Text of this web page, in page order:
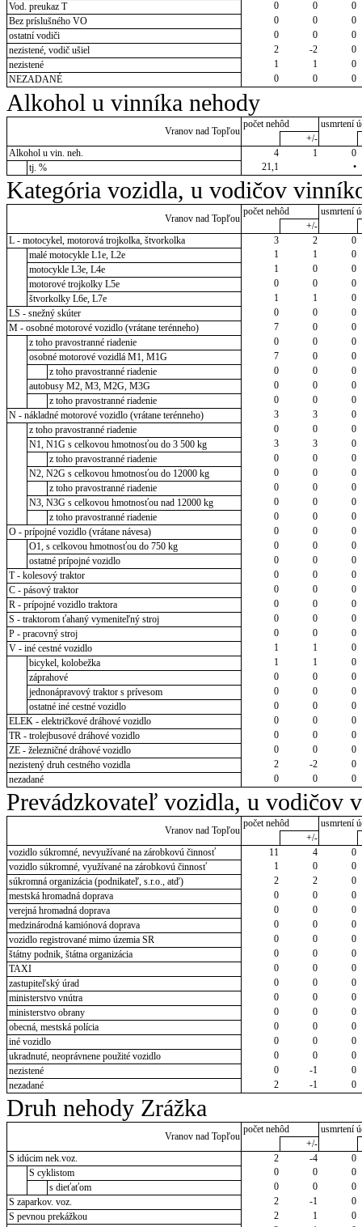
Vod. preukaz T
0 0
0
Bez príslušného VO
0 0
0
ostatní vodiči
0 0
0
nezistené, vodič ušiel
2 -2
0
nezistené
1 1
0
NEZADANÉ
0 0 0
Alkohol u vinníka nehody
Vranov nad Topľou
počet nehôd
usmrtení
+/-
Alkohol u vin. neh.
4 1
0
tj. %
21,1 •
Kategória vozidla, u vodičov
Vranov nad Topľou
počet nehôd
usmrtení
+/-
L - motocykel, motorová trojkolka, štvorkolka
3 2
0
malé motocykle L1e, L2e
1 1
0
motocykle L3e, L4e
1 0
0
motorové trojkolky L5e
0 0
0
štvorkolky L6e, L7e
1 1
0
LS - snežný skúter
0 0
0
M - osobné motorové vozidlo (vrátane terénneho)
7 0
0
z toho pravostranné riadenie
0 0
0
osobné motorové vozidlá M1, M1G
7 0
0
z toho pravostranné riadenie
0 0
0
autobusy M2, M3, M2G, M3G
0 0
0
z toho pravostranné riadenie
0 0
0
N - nákladné motorové vozidlo (vrátane terénneho)
3 3
0
z toho pravostranné riadenie
0 0
0
N1, N1G s celkovou hmotnosťou do 3 500 kg
3 3
0
z toho pravostranné riadenie
0 0
0
N2, N2G s celkovou hmotnosťou do 12000 kg
0 0
0
z toho pravostranné riadenie
0 0
0
N3, N3G s celkovou hmotnosťou nad 12000 kg
0 0
0
z toho pravostranné riadenie
0 0
0
O - prípojné vozidlo (vrátane návesa)
0 0
0
O1, s celkovou hmotnosťou do 750 kg
0 0
0
ostatné prípojné vozidlo
0 0
0
T - kolesový traktor
0 0
0
C - pásový traktor
0 0
0
R - prípojné vozidlo traktora
0 0
0
S - traktorom ťahaný vymeniteľný stroj
0 0
0
P - pracovný stroj
0 0
0
V - iné cestné vozidlo
1 1
0
bicykel, kolobežka
1 1
0
záprahové
0 0
0
jednonápravový traktor s prívesom
0 0
0
ostatné iné cestné vozidlo
0 0
0
ELEK - električkové dráhové vozidlo
0 0
0
TR - trolejbusové dráhové vozidlo
0 0
0
ZE - železničné dráhové vozidlo
0 0
0
nezistený druh cestného vozidla
2 -2
0
nezadané
0 0 0
Prevádzkovateľ vozidla, u vodičov
Vranov nad Topľou
počet nehôd
usmrtení
+/-
vozidlo súkromné, nevyužívané na zárobkovú činnosť
11 4
0
vozidlo súkromné, využívané na zárobkovú činnosť
1 0
0
súkromná organizácia (podnikateľ, s.r.o., atď)
2 2
0
mestská hromadná doprava
0 0
0
verejná hromadná doprava
0 0
0
medzinárodná kamiónová doprava
0 0
0
vozidlo registrované mimo územia SR
0 0
0
štátny podnik, štátna organizácia
0 0
0
TAXI
0 0
0
zastupiteľský úrad
0 0
0
ministerstvo vnútra
0 0
0
ministerstvo obrany
0 0
0
obecná, mestská polícia
0 0
0
iné vozidlo
0 0
0
ukradnuté, neoprávnene použité vozidlo
0 0
0
nezistené
0 -1
0
nezadané
2 -1 0
Druh nehody Zrážka
Vranov nad Topľou
počet nehôd
usmrtení
+/-
S idúcim nek.voz.
2 -4
0
S cyklistom
0 0
0
s dieťaťom
0 0
0
S zaparkov. voz.
2 -1
0
S pevnou prekážkou
2 1
0